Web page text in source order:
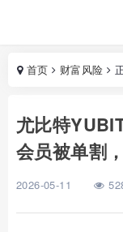
首页 财富风险
尤比特
会员被单割
2026-05-11